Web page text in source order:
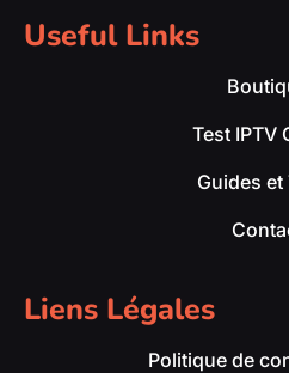
Useful Links
Test IPTV
Guides et
Liens Légales
Politique de